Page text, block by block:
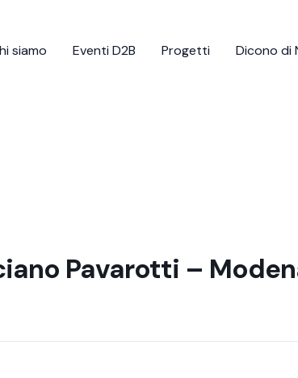
siamo Eventi D2B Progetti Dicono di
Pavarotti –